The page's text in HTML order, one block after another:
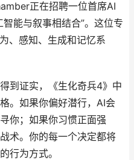
正在招聘一位首席AI
能与叙事相结合”。这位专
、感知、生成和记忆系
证实，《生化奇兵4》中
。如果你偏好潜行，AI会
你；如果你习惯正面强
术。你的每一个决定都将
行为方式。